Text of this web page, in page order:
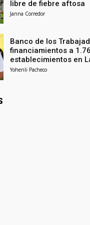
libre de fiebre aftosa
Janna Corredor
Banco de los
financiamientos a
establecimientos en
Yohenli Pacheco